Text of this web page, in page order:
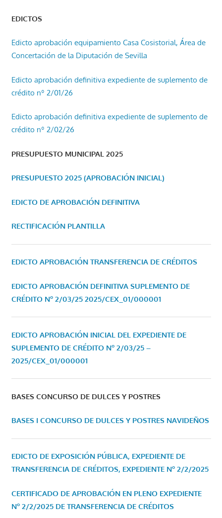
EDICTOS
Edicto aprobación equipamiento Casa Cosistorial, Área de
Concertación de la Diputación de Sevilla
Edicto aprobación definitiva expediente de suplemento de
crédito nº 2/01/26
Edicto aprobación definitiva expediente de suplemento de
crédito nº 2/02/26
PRESUPUESTO MUNICIPAL 2025
PRESUPUESTO 2025 (APROBACIÓN INICIAL)
EDICTO DE APROBACIÓN DEFINITIVA
RECTIFICACIÓN PLANTILLA
EDICTO APROBACIÓN TRANSFERENCIA DE CRÉDITOS
EDICTO APROBACIÓN DEFINITIVA SUPLEMENTO DE
CRÉDITO Nº 2/03/25 2025/CEX_01/000001
EDICTO APROBACIÓN INICIAL DEL EXPEDIENTE DE
SUPLEMENTO DE CRÉDITO Nº 2/03/25 –
2025/CEX_01/000001
BASES CONCURSO DE DULCES Y POSTRES
BASES I CONCURSO DE DULCES Y POSTRES NAVIDEÑOS
EDICTO DE EXPOSICIÓN PÚBLICA, EXPEDIENTE DE
TRANSFERENCIA DE CRÉDITOS, EXPEDIENTE Nº 2/2/2025
CERTIFICADO DE APROBACIÓN EN PLENO EXPEDIENTE
Nº 2/2/2025 DE TRANSFERENCIA DE CRÉDITOS